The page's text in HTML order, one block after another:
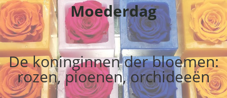
Moederdag
De koninginnen der bloemen:
rozen, pioenen, orchideeën